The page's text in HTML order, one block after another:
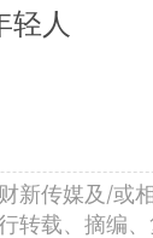
轻人
新传媒及/或
转载、摘编